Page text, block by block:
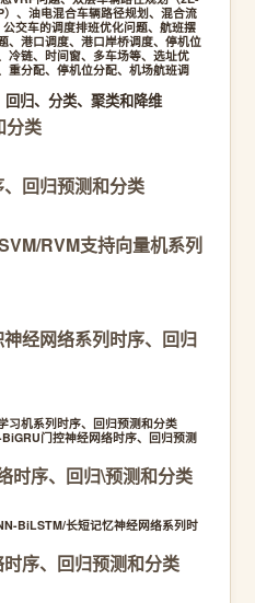
、油电混合车辆路径规划、混合流
交车的调度排班优化问题、航班摆
、港口调度、港口岸桥调度、停机位
冷链、时间窗、多车场等、选址优
重分配、停机位分配、机场航班调
归、分类、聚类和降维
分类
回归预测和分类
RVM支持向量机系列
经网络系列时序、回归
习机系列时序、回归预测和分类
门控神经网络时序、回归预测
时序、回归\预测和分类
BiLSTM/长短记忆神经网络系列时
序、回归预测和分类